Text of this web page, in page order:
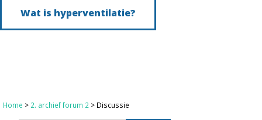
Wat is hyperventilatie?
Home > 2. archief forum 2 > Discussie